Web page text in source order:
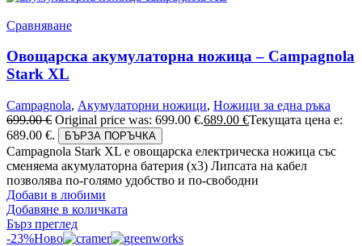
Сравняване
Овощарска акумулаторна ножица – Campagnola
Stark XL
Campagnola, Акумулаторни ножици, Ножици за една ръка
699.00€ Original price was: 699.00 €.689.00 €Текущата цена е:
689.00 €.
БЪРЗА ПОРЪЧКА
Campagnola Stark XL е овощарска електрическа ножица със
сменяема акумулаторна батерия (х3) Липсата на кабел
позволява по-голямо удобство и по-свободни
Добави в любими
Добавяне в количката
Бърз преглед
-23%Ново